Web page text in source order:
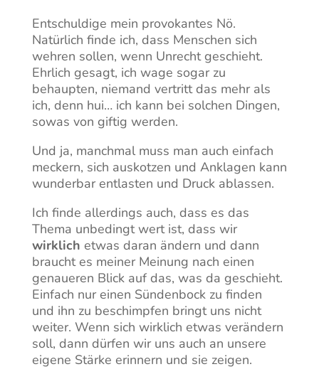
Entschuldige mein provokantes Nö.
Natürlich finde ich, dass Menschen sich
wehren sollen, wenn Unrecht geschieht.
Ehrlich gesagt, ich wage sogar zu
behaupten, niemand vertritt das mehr als
ich, denn hui… ich kann bei solchen Dingen,
sowas von giftig werden.
Und ja, manchmal muss man auch einfach
meckern, sich auskotzen und Anklagen kann
wunderbar entlasten und Druck ablassen.
Ich finde allerdings auch, dass es das
Thema unbedingt wert ist, dass wir
wirklich etwas daran ändern und dann
braucht es meiner Meinung nach einen
genaueren Blick auf das, was da geschieht.
Einfach nur einen Sündenbock zu finden
und ihn zu beschimpfen bringt uns nicht
weiter. Wenn sich wirklich etwas verändern
soll, dann dürfen wir uns auch an unsere
eigene Stärke erinnern und sie zeigen.